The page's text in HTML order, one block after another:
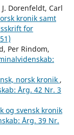
Dorenfeldt, Carl
kronik samt
for
Per Rindom,
norsk kronik ,
Årg. 42 Nr. 3
og svensk kronik
Årg. 39 Nr.